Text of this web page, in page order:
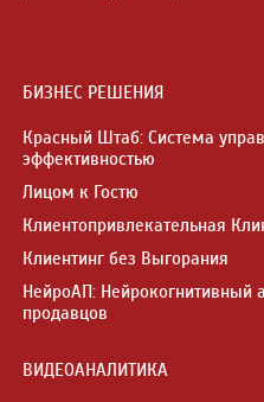
БИЗНЕС РЕШЕНИЯ
Красный Штаб: Система
эффективностью
Лицом к Гостю
Клиентопривлекательная
Клиентинг без Выгорания
НейроАП: Нейрокогнитивный
продавцов
ВИДЕОАНАЛИТИКА